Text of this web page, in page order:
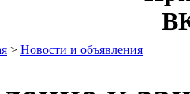
> Новости и объявления